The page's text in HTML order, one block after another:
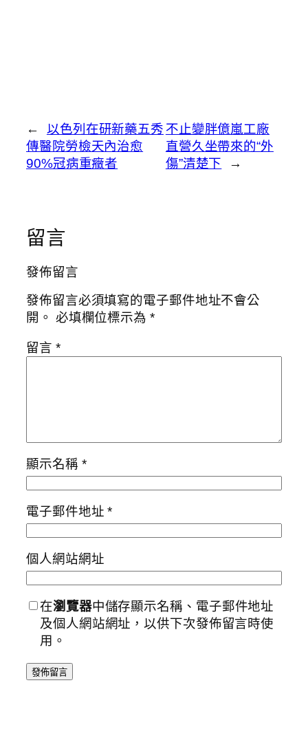
←
以色列在研新藥五秀
傳醫院勞檢天內治愈
90%冠病重癥者
不止變胖億嵐工廠
直營久坐帶來的“外
傷”清楚下
→
留言
發佈留言
發佈留言必須填寫的電子郵件地址不會公
開。 必填欄位標示為 *
留言 *
顯示名稱 *
電子郵件地址*
個人網站網址
在瀏覽器中儲存顯示名稱、電子郵件地址
及個人網站網址，以供下次發佈留言時使
用。